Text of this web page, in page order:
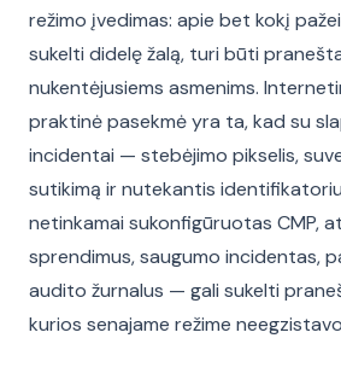
režimo įvedimas: apie bet kokį
sukelti didelę žalą, turi būti
nukentėjusiems asmenims.
praktinė pasekmė yra ta, kad su
incidentai — stebėjimo pikselis,
sutikimą ir nutekantis
netinkamai sukonfigūruotas CMP,
sprendimus, saugumo incidentas,
audito žurnalus — gali sukelti
kurios senajame režime